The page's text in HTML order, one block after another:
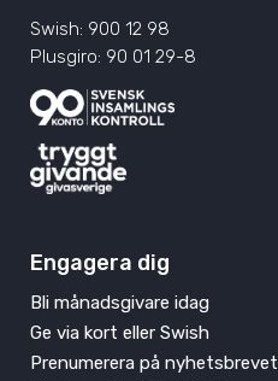
Swish: 900 12 98
Plusgiro: 90 01 29-8
Engagera dig
Bli månadsgivare idag
Ge via kort eller Swish
Prenumerera på nyhetsbrevet